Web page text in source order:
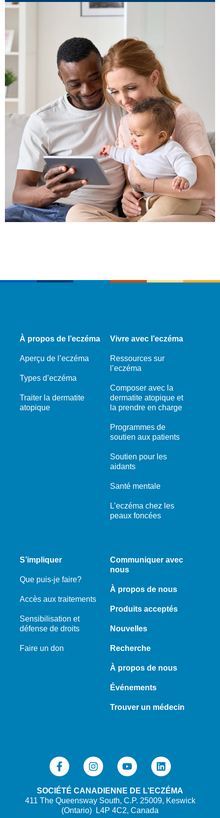
À propos de l’eczéma
Aperçu de l’eczéma
Types d’eczéma
Traiter la dermatite
atopique
Vivre avec l’eczéma
Ressources sur
l’eczéma
Composer avec la
dermatite atopique et
la prendre en charge
Programmes de
soutien aux patients
Soutien pour les
aidants
Santé mentale
L’eczéma chez les
peaux foncées
S’impliquer
Que puis-je faire?
Accès aux traitements
Sensibilisation et
défense de droits
Faire un don
Communiquer avec
nous
À propos de nous
Produits acceptés
Nouvelles
Recherche
À propos de nous
Événements
Trouver un médecin
SOCIÉTÉ CANADIENNE DE L’ECZÉMA
411 The Queensway South, C.P. 25009, Keswick
(Ontario) L4P 4C2, Canada